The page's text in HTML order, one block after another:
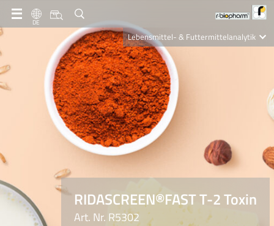
DE
Lebensmittel- & Futtermittelanalytik
Clinical Diagnostics
R-Biopharm AG
Nutrition Care
RIDASCREEN®FAST T-2 Toxin
Art. Nr. R5302